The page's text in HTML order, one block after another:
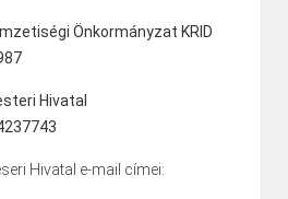
Önkormányzat KRID
Hivatal
Hivatal e-mail címei: